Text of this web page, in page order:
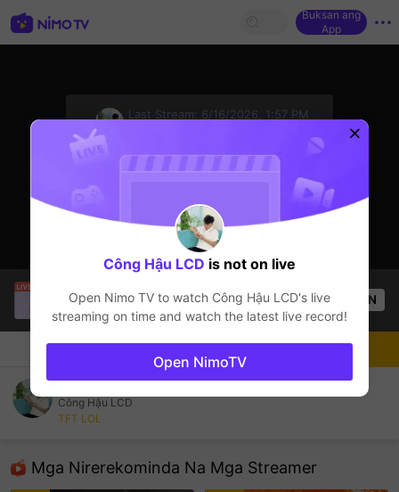
Buksan ang
App
Last Stream:
6/16/2026, 1:57 PM
Katt is live!
PUBG
1.1k Views OPEN
Chat Streamer
Công Hậu LCD
TFT LOL
Mga Nirerekominda Na Mga Streamer
Sundan
Công Hậu LCD is not on live
Open Nimo TV to watch Công Hậu LCD's live
streaming on time and watch the latest live record!
Open NimoTV
sentinelEnd